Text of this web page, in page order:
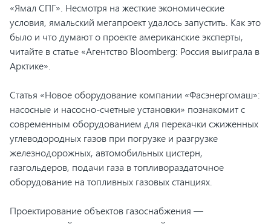
«Ямал СПГ». Несмотря на жесткие экономические
условия, ямальский мегапроект удалось запустить. Как это
было и что думают о проекте американские эксперты,
читайте в статье «Агентство Bloomberg: Россия выиграла в
Арктике».
Статья «Новое оборудование компании «Фасэнергомаш»:
насосные и насосно-счетные установки» познакомит с
современным оборудованием для перекачки сжиженных
углеводородных газов при погрузке и разгрузке
железнодорожных, автомобильных цистерн,
газгольдеров, подачи газа в топливораздаточное
оборудование на топливных газовых станциях.
Проектирование объектов газоснабжения —